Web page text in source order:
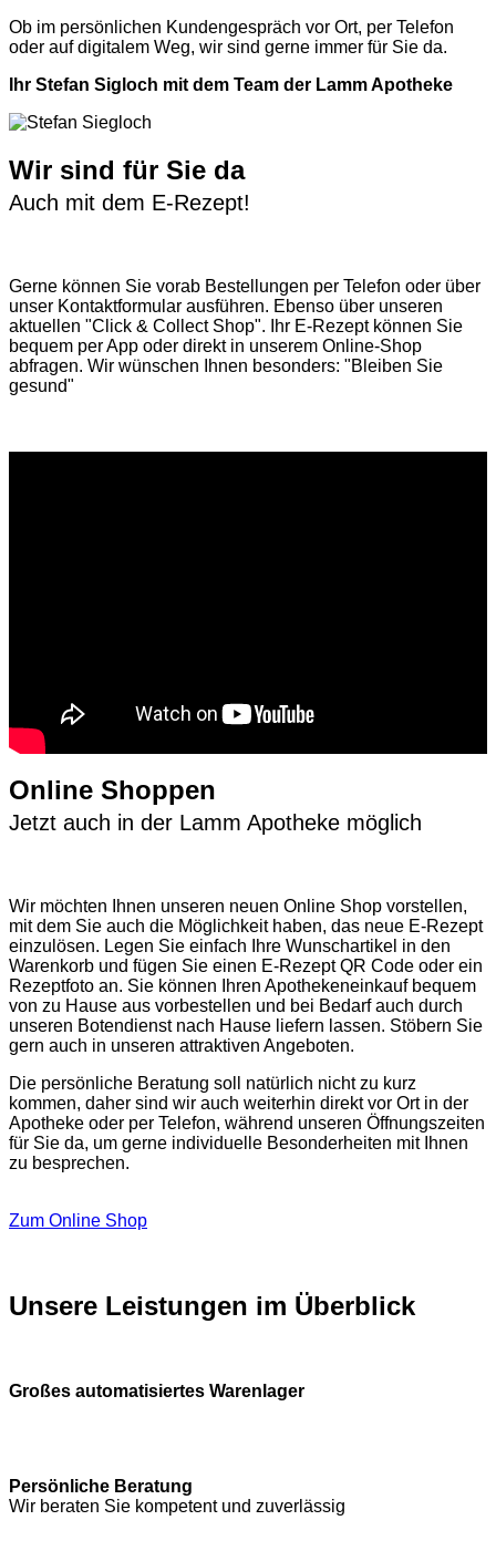
Ob im persönlichen Kundengespräch vor Ort, per Telefon
oder auf digitalem Weg, wir sind gerne immer für Sie da.
Ihr Stefan Sigloch mit dem Team der Lamm Apotheke
Wir sind für Sie da
Auch mit dem E-Rezept!
Gerne können Sie vorab Bestellungen per Telefon oder über
unser Kontaktformular ausführen. Ebenso über unseren
aktuellen "Click & Collect Shop". Ihr E-Rezept können Sie
bequem per App oder direkt in unserem Online-Shop
abfragen. Wir wünschen Ihnen besonders: "Bleiben Sie
gesund"
Online Shoppen
Jetzt auch in der Lamm Apotheke möglich
Wir möchten Ihnen unseren neuen Online Shop vorstellen,
mit dem Sie auch die Möglichkeit haben, das neue E-Rezept
einzulösen. Legen Sie einfach Ihre Wunschartikel in den
Warenkorb und fügen Sie einen E-Rezept QR Code oder ein
Rezeptfoto an. Sie können Ihren Apothekeneinkauf bequem
von zu Hause aus vorbestellen und bei Bedarf auch durch
unseren Botendienst nach Hause liefern lassen. Stöbern Sie
gern auch in unseren attraktiven Angeboten.
Die persönliche Beratung soll natürlich nicht zu kurz
kommen, daher sind wir auch weiterhin direkt vor Ort in der
Apotheke oder per Telefon, während unseren Öffnungszeiten
für Sie da, um gerne individuelle Besonderheiten mit Ihnen
zu besprechen.
Zum Online Shop
Unsere Leistungen im Überblick
Großes automatisiertes Warenlager
Persönliche Beratung
Wir beraten Sie kompetent und zuverlässig